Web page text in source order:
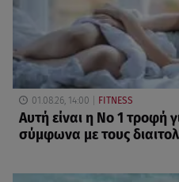
01.08.26, 14:00 FITNESS
Αυτή είναι η Νο 1 τροφή
σύμφωνα με τους